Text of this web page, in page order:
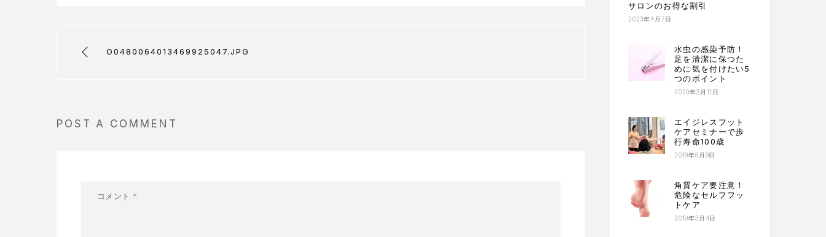
O0480064013469925047.JPG
POST A COMMENT
サロンのお得な割引
2023年4月7日
水虫の感染予防！
足を清潔に保つた
めに気を付けたい5
つのポイント
2020年3月11日
エイジレスフット
ケアセミナーで歩
行寿命100歳
2019年5月9日
角質ケア要注意！
危険なセルフフッ
トケア
2019年3月4日